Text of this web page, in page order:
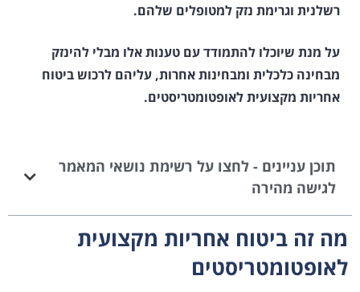
רשלנית וגרימת נזק למטופלים שלהם.
על מנת שיוכלו להתמודד עם טענות אלו מבלי להינזק
מבחינה כלכלית ומבחינות אחרות, עליהם לרכוש ביטוח
אחריות מקצועית לאופטומטריסטים.
תוכן עניינים - לחצו על רשימת נושאי המאמר
לגישה מהירה
מה זה ביטוח אחריות מקצועית
לאופטומטריסטים